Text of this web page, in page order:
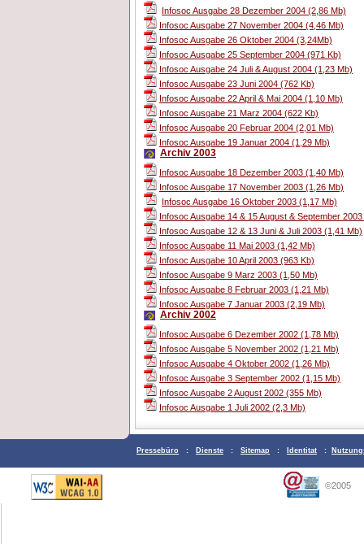
Infosoc Ausgabe 28 Dezember 2004 (2,86 Mb)
Infosoc Ausgabe 27 November 2004 (4,46 Mb)
Infosoc Ausgabe 26 Oktober 2004 (3,24Mb)
Infosoc Ausgabe 25 September 2004 (971 Kb)
Infosoc Ausgabe 24 Juli & August 2004 (1,23 Mb)
Infosoc Ausgabe 23 Juni 2004 (762 Kb)
Infosoc Ausgabe 22 April & Mai 2004 (1,10 Mb)
Infosoc Ausgabe 21 Marz 2004 (622 Kb)
Infosoc Ausgabe 20 Februar 2004 (2,01 Mb)
Infosoc Ausgabe 19 Januar 2004 (1,29 Mb)
Archiv 2003
Infosoc Ausgabe 18 Dezember 2003 (1,40 Mb)
Infosoc Ausgabe 17 November 2003 (1,26 Mb)
Infosoc Ausgabe 16 Oktober 2003 (1,17 Mb)
Infosoc Ausgabe 14 & 15 August & September
Infosoc Ausgabe 12 & 13 Juni & Juli 2003 (1,41 Mb)
Infosoc Ausgabe 11 Mai 2003 (1,42 Mb)
Infosoc Ausgabe 10 April 2003 (963 Kb)
Infosoc Ausgabe 9 Marz 2003 (1,50 Mb)
Infosoc Ausgabe 8 Februar 2003 (1,21 Mb)
Infosoc Ausgabe 7 Januar 2003 (2,19 Mb)
Archiv 2002
Infosoc Ausgabe 6 Dezember 2002 (1,78 Mb)
Infosoc Ausgabe 5 November 2002 (1,21 Mb)
Infosoc Ausgabe 4 Oktober 2002 (1,26 Mb)
Infosoc Ausgabe 3 September 2002 (1,15 Mb)
Infosoc Ausgabe 2 August 2002 (355 Mb)
Infosoc Ausgabe 1 Juli 2002 (2,3 Mb)
Pressebüro : Dienste : Sitemap : Identitat :
©2005